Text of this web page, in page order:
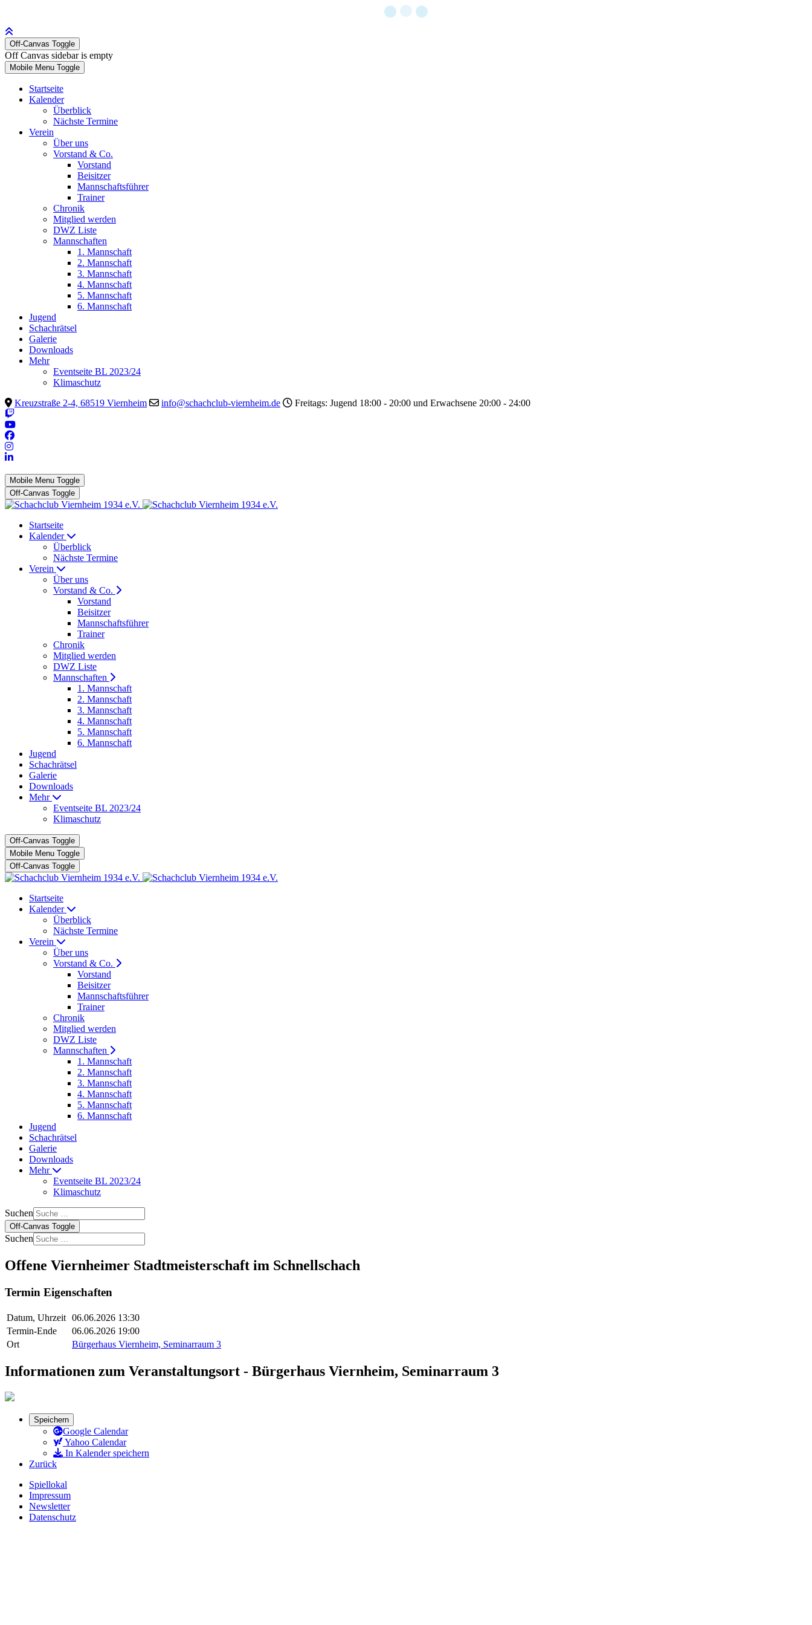
Off-Canvas Toggle
Off Canvas sidebar is empty
Mobile Menu Toggle
Startseite
Kalender
Überblick
Nächste Termine
Verein
Über uns
Vorstand & Co.
Vorstand
Beisitzer
Mannschaftsführer
Trainer
Chronik
Mitglied werden
DWZ Liste
Mannschaften
1. Mannschaft
2. Mannschaft
3. Mannschaft
4. Mannschaft
5. Mannschaft
6. Mannschaft
Jugend
Schachrätsel
Galerie
Downloads
Mehr
Eventseite BL 2023/24
Klimaschutz
Kreuzstraße 2-4, 68519 Viernheim
info@schachclub-viernheim.de Freitags: Jugend 18:00 - 20:00 und Erwachsene 20:00 - 24:00
Mobile Menu Toggle
Off-Canvas Toggle
Startseite
Kalender
Überblick
Nächste Termine
Verein
Über uns
Vorstand & Co.
Vorstand
Beisitzer
Mannschaftsführer
Trainer
Chronik
Mitglied werden
DWZ Liste
Mannschaften
1. Mannschaft
2. Mannschaft
3. Mannschaft
4. Mannschaft
5. Mannschaft
6. Mannschaft
Jugend
Schachrätsel
Galerie
Downloads
Mehr
Eventseite BL 2023/24
Klimaschutz
Off-Canvas Toggle
Mobile Menu Toggle
Off-Canvas Toggle
Startseite
Kalender
Überblick
Nächste Termine
Verein
Über uns
Vorstand & Co.
Vorstand
Beisitzer
Mannschaftsführer
Trainer
Chronik
Mitglied werden
DWZ Liste
Mannschaften
1. Mannschaft
2. Mannschaft
3. Mannschaft
4. Mannschaft
5. Mannschaft
6. Mannschaft
Jugend
Schachrätsel
Galerie
Downloads
Mehr
Eventseite BL 2023/24
Klimaschutz
Suchen
Off-Canvas Toggle
Suchen
Offene Viernheimer Stadtmeisterschaft im Schnellschach
Termin Eigenschaften
Datum, Uhrzeit 06.06.2026 13:30
Termin-Ende
06.06.2026 19:00
Ort
Bürgerhaus Viernheim, Seminarraum 3
Informationen zum Veranstaltungsort - Bürgerhaus Viernheim, Seminarraum 3
Speichern
Google Calendar
Yahoo Calendar
In Kalender speichern
Zurück
Spiellokal
Impressum
Newsletter
Datenschutz